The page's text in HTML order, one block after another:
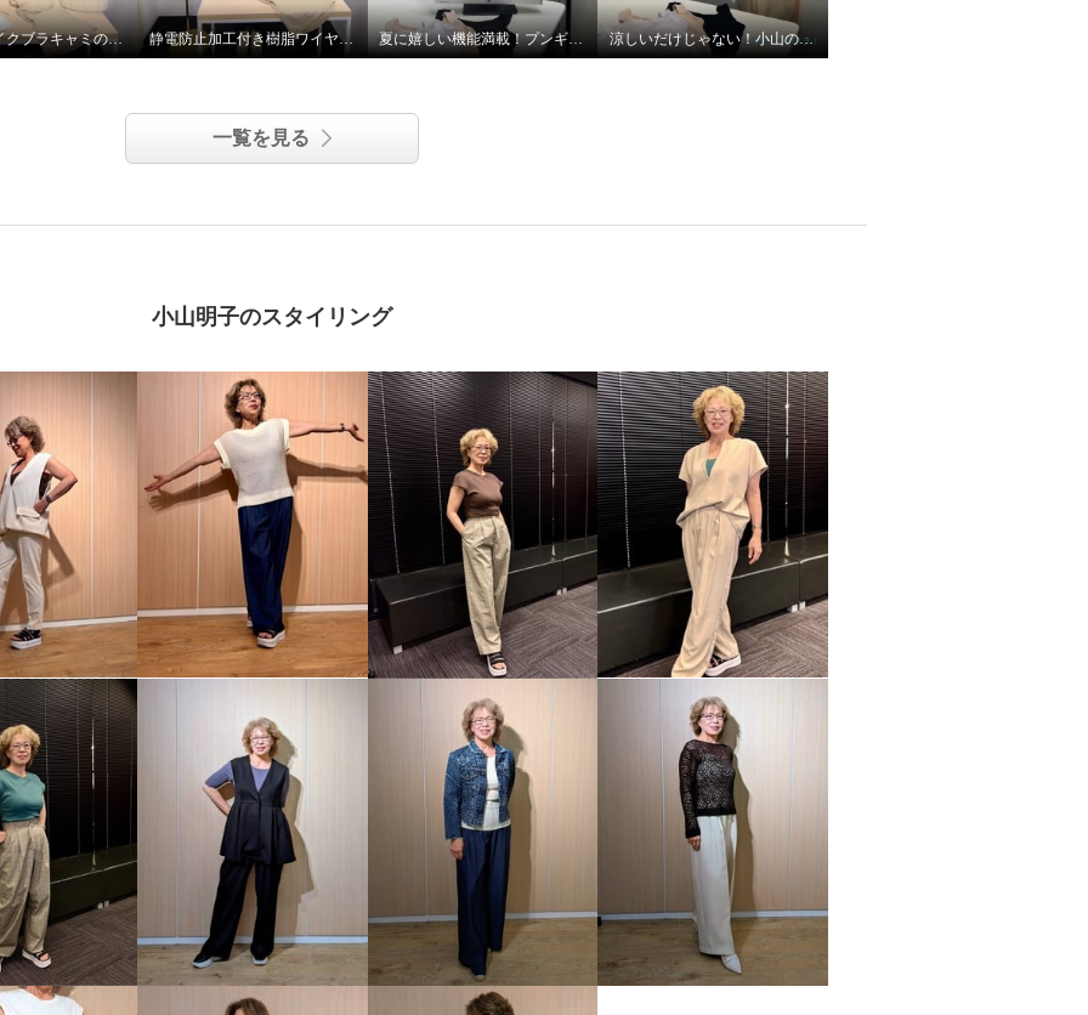
美バストメイクブラキャミの着方のポイント！ 静電防止加工付き樹脂ワイヤー入り美バストメイクブラキャミ 涼しいだけじゃない！小山のこだわり
一覧を見る
小山明子のスタイリング